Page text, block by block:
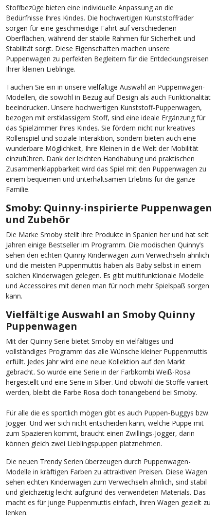
Stoffbezüge bieten eine individuelle Anpassung an die
Bedürfnisse Ihres Kindes. Die hochwertigen Kunststoffräder
sorgen für eine geschmeidige Fahrt auf verschiedenen
Oberflächen, während der stabile Rahmen für Sicherheit und
Stabilität sorgt. Diese Eigenschaften machen unsere
Puppenwagen zu perfekten Begleitern für die Entdeckungsreisen
Ihrer kleinen Lieblinge.
Tauchen Sie ein in unsere vielfältige Auswahl an Puppenwagen-
Modellen, die sowohl in Bezug auf Design als auch Funktionalität
beeindrucken. Unsere hochwertigen Kunststoff-Puppenwagen,
bezogen mit erstklassigem Stoff, sind eine ideale Ergänzung für
das Spielzimmer Ihres Kindes. Sie fördern nicht nur kreatives
Rollenspiel und soziale Interaktion, sondern bieten auch eine
wunderbare Möglichkeit, Ihre Kleinen in die Welt der Mobilität
einzuführen. Dank der leichten Handhabung und praktischen
Zusammenklappbarkeit wird das Spiel mit den Puppenwagen zu
einem bequemen und unterhaltsamen Erlebnis für die ganze
Familie.
Smoby: Quinny-inspirierte Puppenwagen
und Zubehör
Die Marke Smoby stellt ihre Produkte in Spanien her und hat seit
Jahren einige Bestseller im Programm. Die modischen Quinny’s
sehen den echten Quinny Kinderwagen zum Verwechseln ähnlich
und die meisten Puppenmuttis haben als Baby selbst in einem
solchen Kinderwagen gelegen. Es gibt multifunktionale Modelle
und Accessoires mit denen man für noch mehr Spielspaß sorgen
kann.
Vielfältige Auswahl an Smoby Quinny
Puppenwagen
Mit der Quinny Serie bietet Smoby ein vielfältiges und
vollständiges Programm das alle Wünsche kleiner Puppenmuttis
erfüllt. Jedes Jahr wird eine neue Kollektion auf den Markt
gebracht. So wurde eine Serie in der Farbkombi Weiß-Rosa
hergestellt und eine Serie in Silber. Und obwohl die Stoffe variiert
werden, bleibt die Farbe Rosa doch tonangebend bei Smoby.
Für alle die es sportlich mögen gibt es auch Puppen-Buggys bzw.
Jogger. Und wer sich nicht entscheiden kann, welche Puppe mit
zum Spazieren kommt, braucht einen Zwillings-Jogger, darin
können gleich zwei Lieblingspuppen platznehmen.
Die neuen Trendy Serien überzeugen durch Puppenwagen-
Modelle in kräftigen Farben zu attraktiven Preisen. Diese Wagen
sehen echten Kinderwagen zum Verwechseln ähnlich, sind stabil
und gleichzeitig leicht aufgrund des verwendeten Materials. Das
macht es für junge Puppenmuttis einfach, ihren Wagen gezielt zu
lenken.